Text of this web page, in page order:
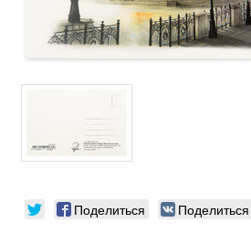
Поделиться Поделиться